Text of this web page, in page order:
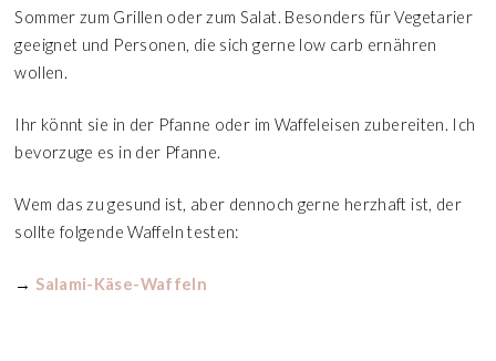
Sommer zum Grillen oder zum Salat. Besonders für Vegetarier
geeignet und Personen, die sich gerne low carb ernähren
wollen.
Ihr könnt sie in der Pfanne oder im Waffeleisen zubereiten. Ich
bevorzuge es in der Pfanne.
Wem das zu gesund ist, aber dennoch gerne herzhaft ist, der
sollte folgende Waffeln testen:
→ Salami-Käse-Waffeln